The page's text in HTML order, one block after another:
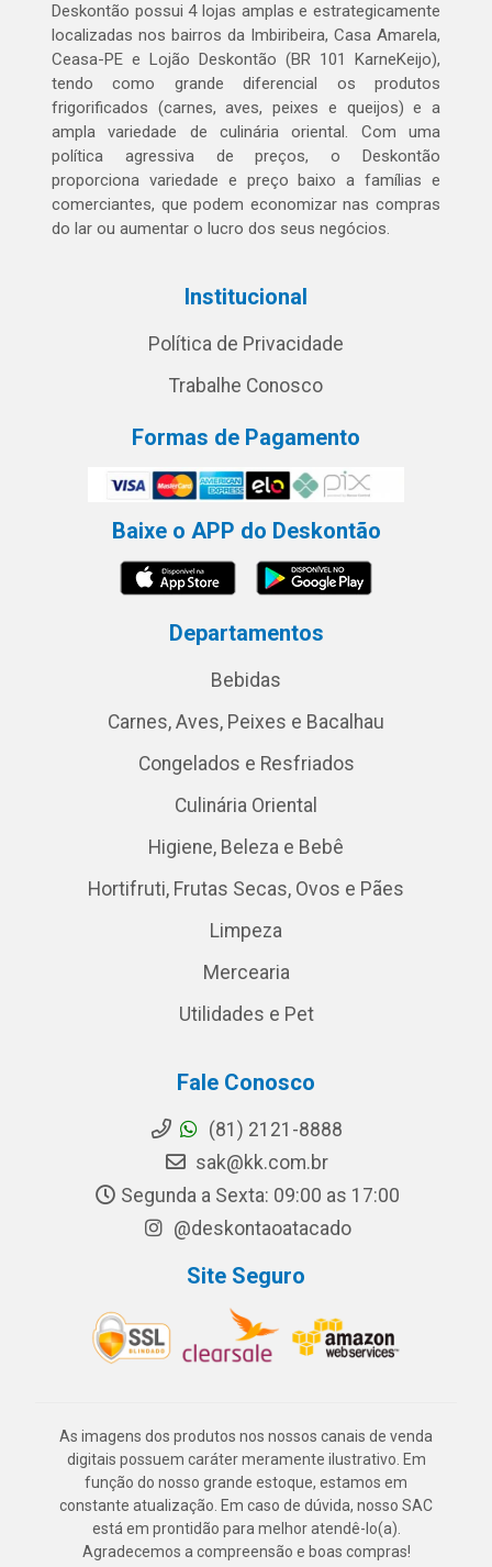
Deskontão possui 4 lojas amplas e estrategicamente
localizadas nos bairros da Imbiribeira, Casa Amarela,
Ceasa-PE e Lojão Deskontão (BR 101 KarneKeijo),
tendo como grande diferencial os produtos
frigorificados (carnes, aves, peixes e queijos) e a
ampla variedade de culinária oriental. Com uma
política agressiva de preços, o Deskontão
proporciona variedade e preço baixo a famílias e
comerciantes, que podem economizar nas compras
do lar ou aumentar o lucro dos seus negócios.
Institucional
Política de Privacidade
Trabalhe Conosco
Formas de Pagamento
Baixe o APP do Deskontão
Departamentos
Bebidas
Carnes, Aves, Peixes e Bacalhau
Congelados e Resfriados
Culinária Oriental
Higiene, Beleza e Bebê
Hortifruti, Frutas Secas, Ovos e Pães
Limpeza
Mercearia
Utilidades e Pet
Fale Conosco
(81) 2121-8888
sak@kk.com.br
Segunda a Sexta: 09:00 as 17:00
@deskontaoatacado
Site Seguro
As imagens dos produtos nos nossos canais de venda
digitais possuem caráter meramente ilustrativo. Em
função do nosso grande estoque, estamos em
constante atualização. Em caso de dúvida, nosso SAC
está em prontidão para melhor atendê-lo(a).
Agradecemos a compreensão e boas compras!